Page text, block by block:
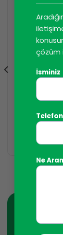
çözüm
İsminiz
Ne